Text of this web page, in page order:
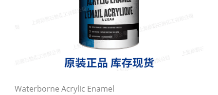
Waterborne Acrylic Enamel